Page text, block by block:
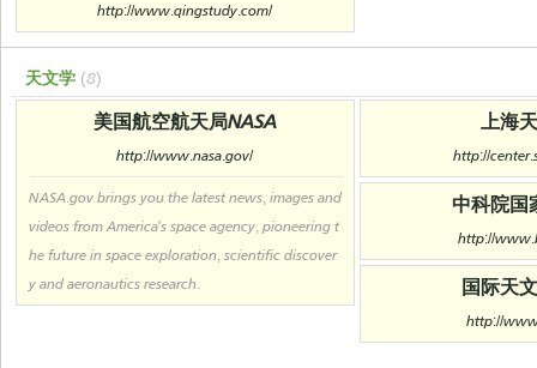
http://www.qingstudy.com/
天文学 (8)
美国航空航天局NASA
http://www.nasa.gov/
NASA.gov brings you the latest news, images and
videos from America's space agency, pioneering t
he future in space exploration, scientific discover
y and aeronautics research.
上海
http://
中科院国
http://
国际天
http://